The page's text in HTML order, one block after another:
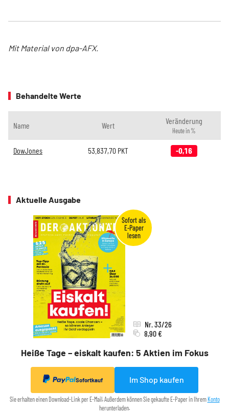
Mit Material von dpa-AFX.
Behandelte Werte
Name Wert Veränderung
Heute in %
DowJones 53.837,70 PKT -0,16
Aktuelle Ausgabe
Heiße Tage – eiskalt kaufen: 5 Aktien im Fokus
Nr. 33/26
8,90 €
Sofortkauf Im Shop kaufen
Sie erhalten einen Download-Link per E-Mail. Außerdem können Sie gekaufte E-Paper in IhremKonto
herunterladen.